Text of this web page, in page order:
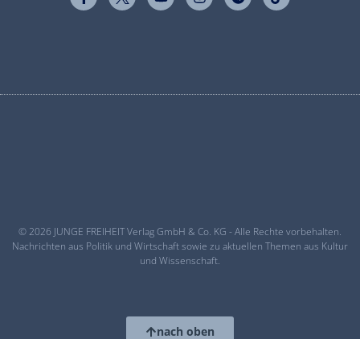
© 2026 JUNGE FREIHEIT Verlag GmbH & Co. KG - Alle Rechte vorbehalten.
Nachrichten aus Politik und Wirtschaft sowie zu aktuellen Themen aus Kultur
und Wissenschaft.
nach oben